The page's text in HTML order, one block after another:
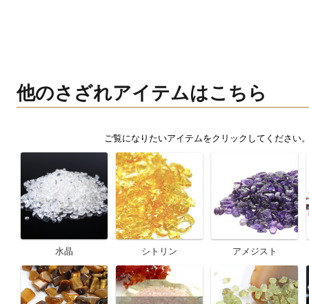
他のさざれアイテムはこちら
水晶 シトリン アメジスト